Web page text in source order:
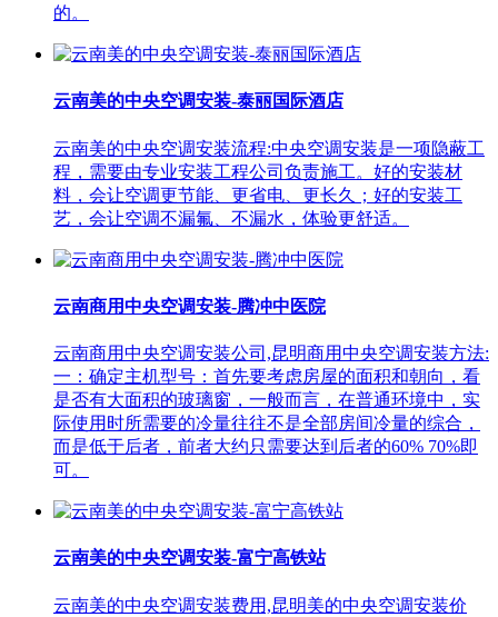
的。
云南美的中央空调安装-泰丽国际酒店
云南美的中央空调安装流程:中央空调安装是一项隐蔽工
程，需要由专业安装工程公司负责施工。好的安装材
料，会让空调更节能、更省电、更长久；好的安装工
艺，会让空调不漏氟、不漏水，体验更舒适。
云南商用中央空调安装-腾冲中医院
云南商用中央空调安装公司,昆明商用中央空调安装方法:
一：确定主机型号：首先要考虑房屋的面积和朝向，看
是否有大面积的玻璃窗，一般而言，在普通环境中，实
际使用时所需要的冷量往往不是全部房间冷量的综合，
而是低于后者，前者大约只需要达到后者的60% 70%即
可。
云南美的中央空调安装-富宁高铁站
云南美的中央空调安装费用,昆明美的中央空调安装价